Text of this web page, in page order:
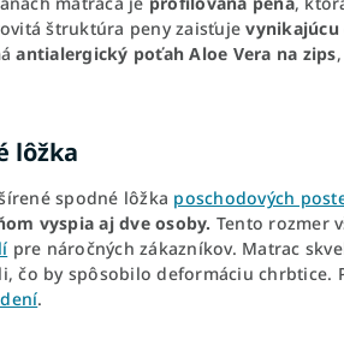
štruktúra peny zaisťujevynikajúcu
antialergický poťah Aloe Vera na zips
lôžka
spodné lôžka poschodových
vyspia aj dve osoby. Tento rozmer
pre náročných zákazníkov. Matrac
čo by spôsobilo deformáciu chrbtice.
.